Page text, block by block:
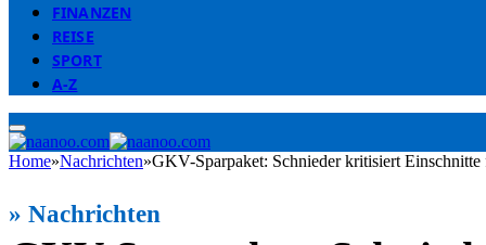
FINANZEN
REISE
SPORT
A-Z
Home»Nachrichten»GKV-Sparpaket: Schnieder kritisiert Einschnitte
» Nachrichten